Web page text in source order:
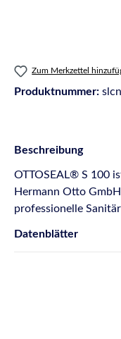
Zum Merkzettel
Produktnummer:
Beschreibung
OTTOSEAL® S 100
Hermann Otto
professionelle
Datenblätter